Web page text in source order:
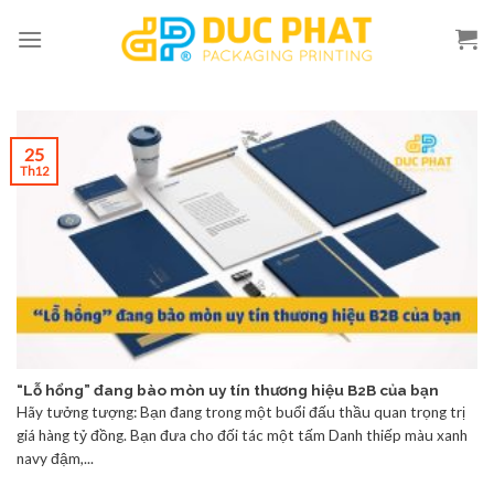
“Lỗ hổng” đang bào mòn uy tín thương hiệu B2B của bạn
Hãy tưởng tượng: Bạn đang trong một buổi đấu thầu quan trọng trị
giá hàng tỷ đồng. Bạn đưa cho đối tác một tấm Danh thiếp màu xanh
navy đậm,...
25
Th12